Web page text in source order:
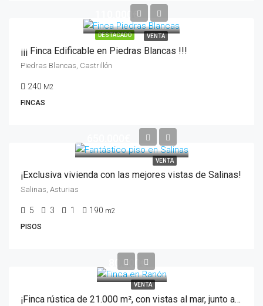
DESTACADO VENTA
110.000€
¡¡¡ Finca Edificable en Piedras Blancas !!!
Piedras Blancas, Castrillón
240 M2
FINCAS
VENTA
¡Exclusiva vivienda con las mejores vistas de Salinas!
Salinas, Asturias
5 3 1 190 m2
PISOS
VENTA
80.000€
¡Finca rústica de 21.000 m², con vistas al mar, junto al litoral asturiano!